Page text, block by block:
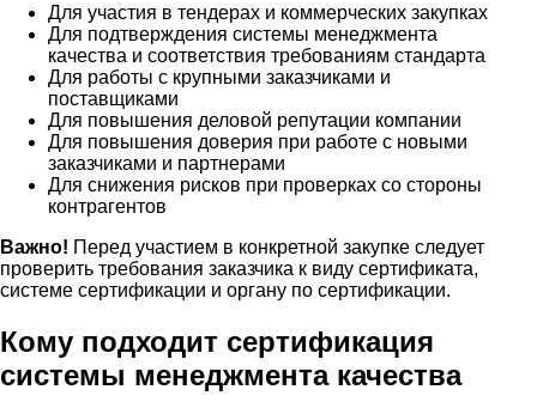
Для участия в тендерах и коммерческих закупках
Для подтверждения системы менеджмента
качества и соответствия требованиям стандарта
Для работы с крупными заказчиками и
поставщиками
Для повышения деловой репутации компании
Для повышения доверия при работе с новыми
заказчиками и партнерами
Для снижения рисков при проверках со стороны
контрагентов
Важно! Перед участием в конкретной закупке следует
проверить требования заказчика к виду сертификата,
системе сертификации и органу по сертификации.
Кому подходит сертификация
системы менеджмента качества